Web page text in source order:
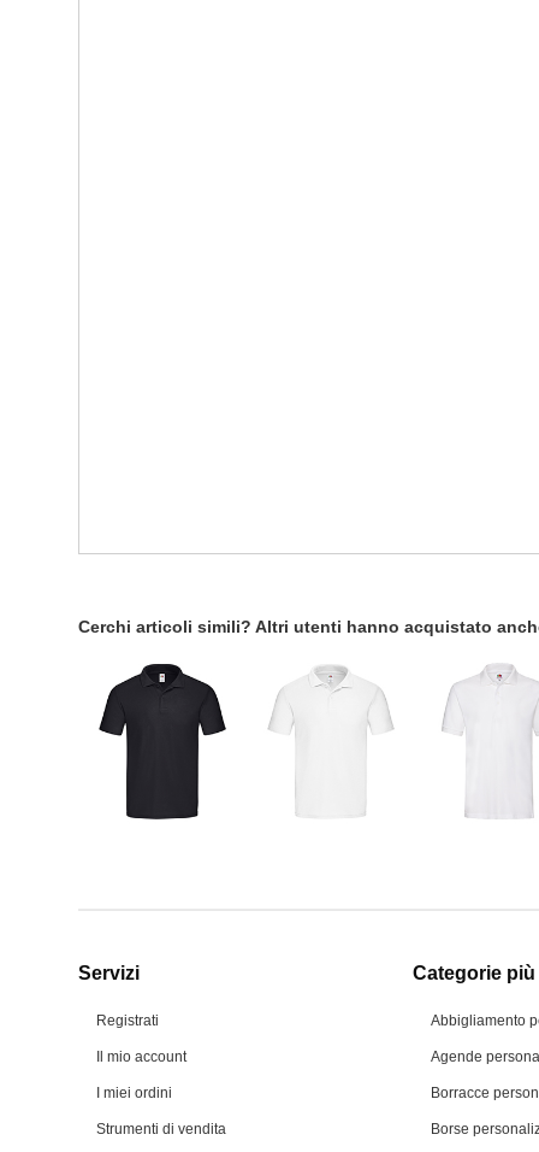
Cerchi articoli simili? Altri utenti hanno acquistato
Servizi
Registrati
Il mio account
I miei ordini
Strumenti di vendita
Categorie
Abbigliamento
Agende
Borracce
Borse